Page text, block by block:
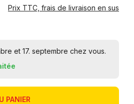
Prix TTC, frais de livraison en sus
et 17. septembre chez vous.
PANIER